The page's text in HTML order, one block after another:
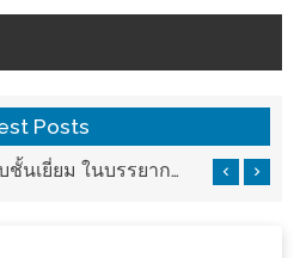
Posts
ยกวัตถุดิบสดใหม่จากทุกมุมโลก มาเสิร์ฟในแบบญี่ปุ่นพรีเมียมให้คนเชียงใหม่ได้สัมผัสที่ Tenyuu Chiangmai